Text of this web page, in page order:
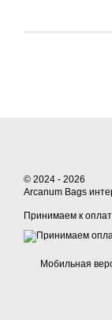
© 2024 - 2026
Arcanum Bags
Принимаем к
Мобильная